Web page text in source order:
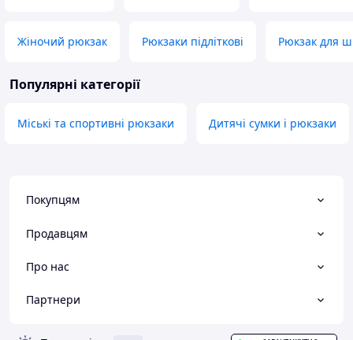
Жіночий рюкзак Рюкзаки підліткові Рюкзак для
Популярні категорії
Міські та спортивні рюкзаки Дитячі сумки і рюкзаки
Покупцям
Продавцям
Про нас
Партнери